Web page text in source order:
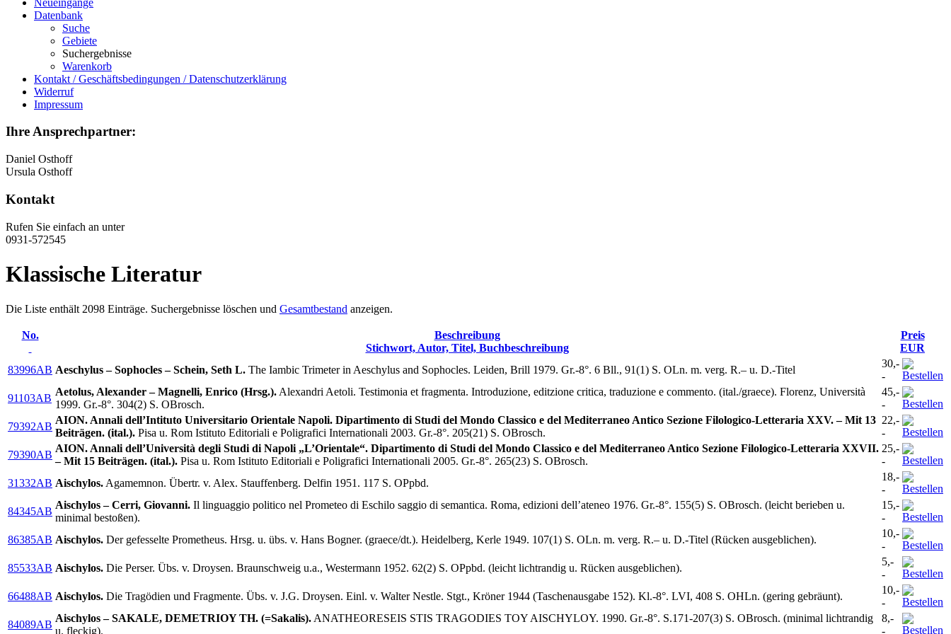
Datenbank
Suche
Gebiete
Suchergebnisse
Warenkorb
Kontakt / Geschäftsbedingungen / Datenschutzerklärung
Widerruf
Impressum
Ihre Ansprechpartner:
Daniel Osthoff
Ursula Osthoff
Kontakt
Rufen Sie einfach an unter
0931-572545
Klassische Literatur
Die Liste enthält 2098 Einträge. Suchergebnisse löschen und Gesamtbestand anzeigen.
No.
Beschreibung
Stichwort, Autor, Titel, Buchbeschreibung
Preis
EUR
83996AB Aeschylus – Sophocles – Schein, Seth L. The Iambic Trimeter in Aeschylus and Sophocles. Leiden, Brill 1979. Gr.-8°. 6 Bll., 91(1) S. OLn. m. verg. R.– u. D.-Titel
30,-
-
91103AB
Aetolus, Alexander – Magnelli, Enrico (Hrsg.). Alexandri Aetoli. Testimonia et fragmenta. Introduzione, editzione critica, traduzione e commento. (ital./graece). Florenz, Università
1999. Gr.-8°. 304(2) S. OBrosch.
45,-
-
79392AB
AION. Annali dell’Intituto Universitario Orientale Napoli. Dipartimento di Studi del Mondo Classico e del Mediterraneo Antico Sezione Filologico-Letteraria XXV. – Mit 13
Beiträgen. (ital.). Pisa u. Rom Istituto Editoriali e Poligrafici Internationali 2003. Gr.-8°. 205(21) S. OBrosch.
22,-
-
79390AB
AION. Annali dell’Università degli Studi di Napoli „L’Orientale“. Dipartimento di Studi del Mondo Classico e del Mediterraneo Antico Sezione Filologico-Letteraria XXVII.
– Mit 15 Beiträgen. (ital.). Pisa u. Rom Istituto Editoriali e Poligrafici Internationali 2005. Gr.-8°. 265(23) S. OBrosch.
25,-
-
31332AB Aischylos. Agamemnon. Übertr. v. Alex. Stauffenberg. Delfin 1951. 117 S. OPpbd.
18,-
-
84345AB
Aischylos – Cerri, Giovanni. Il linguaggio politico nel Prometeo di Eschilo saggio di semantica. Roma, edizioni dell’ateneo 1976. Gr.-8°. 155(5) S. OBrosch. (leicht berieben u.
minimal bestoßen).
15,-
-
86385AB Aischylos. Der gefesselte Prometheus. Hrsg. u. übs. v. Hans Bogner. (graece/dt.). Heidelberg, Kerle 1949. 107(1) S. OLn. m. verg. R.– u. D.-Titel (Rücken ausgeblichen).
10,-
-
85533AB Aischylos. Die Perser. Übs. v. Droysen. Braunschweig u.a., Westermann 1952. 62(2) S. OPpbd. (leicht lichtrandig u. Rücken ausgeblichen).
5,-
-
66488AB Aischylos. Die Tragödien und Fragmente. Übs. v. J.G. Droysen. Einl. v. Walter Nestle. Stgt., Kröner 1944 (Taschenausgabe 152). Kl.-8°. LVI, 408 S. OHLn. (gering gebräunt).
10,-
-
84089AB
Aischylos – SAKALE, DEMETRIOY TH. (=Sakalis). ANATHEORESEIS STIS TRAGODIES TOY AISCHYLOY. 1990. Gr.-8°. S.171-207(3) S. OBrosch. (minimal lichtrandig
u. fleckig).
8,-
-